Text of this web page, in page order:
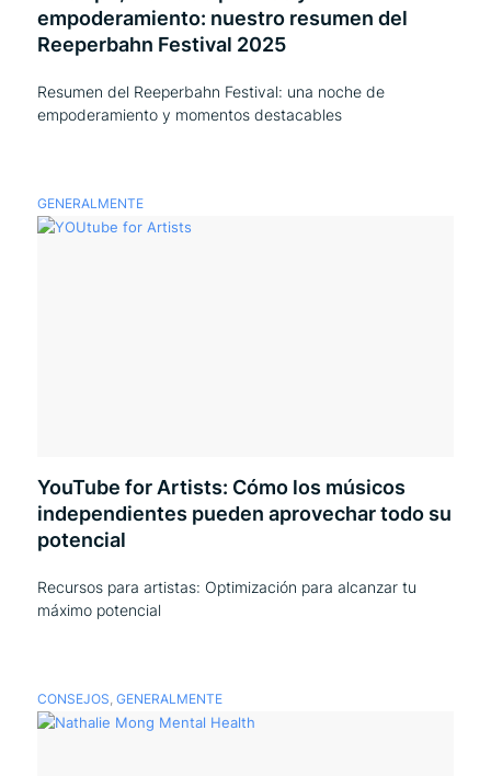
empoderamiento: nuestro resumen del
Reeperbahn Festival 2025
Resumen del Reeperbahn Festival: una noche de
empoderamiento y momentos destacables
GENERALMENTE
YouTube for Artists: Cómo los músicos
independientes pueden aprovechar todo su
potencial
Recursos para artistas: Optimización para alcanzar tu
máximo potencial
CONSEJOS, GENERALMENTE